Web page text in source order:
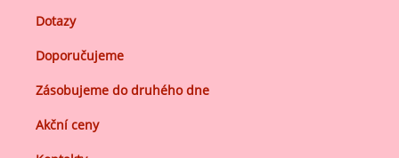
Dotazy
Doporučujeme
Zásobujeme do druhého dne
Akční ceny